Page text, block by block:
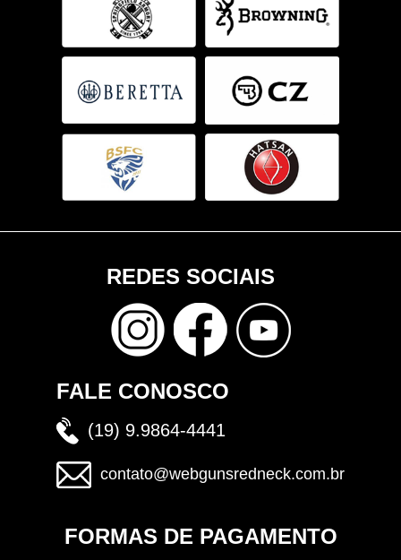
REDES SOCIAIS
FALE CONOSCO
(19) 9.9864-4441
contato@webgunsredneck.com.br
FORMAS DE PAGAMENTO